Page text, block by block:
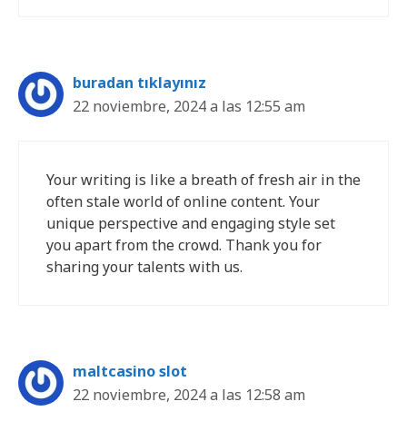
buradan tıklayınız
22 noviembre, 2024 a las 12:55 am
Your writing is like a breath of fresh air in the
often stale world of online content. Your
unique perspective and engaging style set
you apart from the crowd. Thank you for
sharing your talents with us.
maltcasino slot
22 noviembre, 2024 a las 12:58 am